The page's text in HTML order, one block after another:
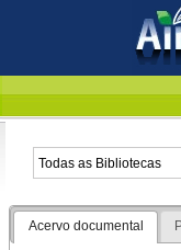
Acervo documental